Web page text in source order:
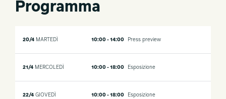
Programma
20/4 MARTEDÌ 10:00 - 14:00 Press preview
21/4 MERCOLEDÌ 10:00 - 18:00 Esposizione
22/4 GIOVEDÌ 10:00 - 18:00 Esposizione